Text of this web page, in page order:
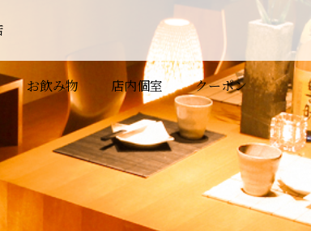
お飲み物 店内個室 クーポン